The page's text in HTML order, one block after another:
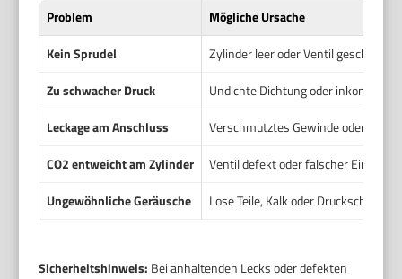
Problem
Mögliche Ursache
Kein Sprudel
Zylinder leer oder Ventil
Zu schwacher Druck
Undichte Dichtung oder
Leckage am Anschluss
Verschmutztes Gewinde oder
CO2 entweicht am Zylinder
Ventil defekt oder falscher Einbau.
Ungewöhnliche Geräusche
Lose Teile, Kalk oder
Sicherheitshinweis: Bei anhaltenden Lecks oder defekten